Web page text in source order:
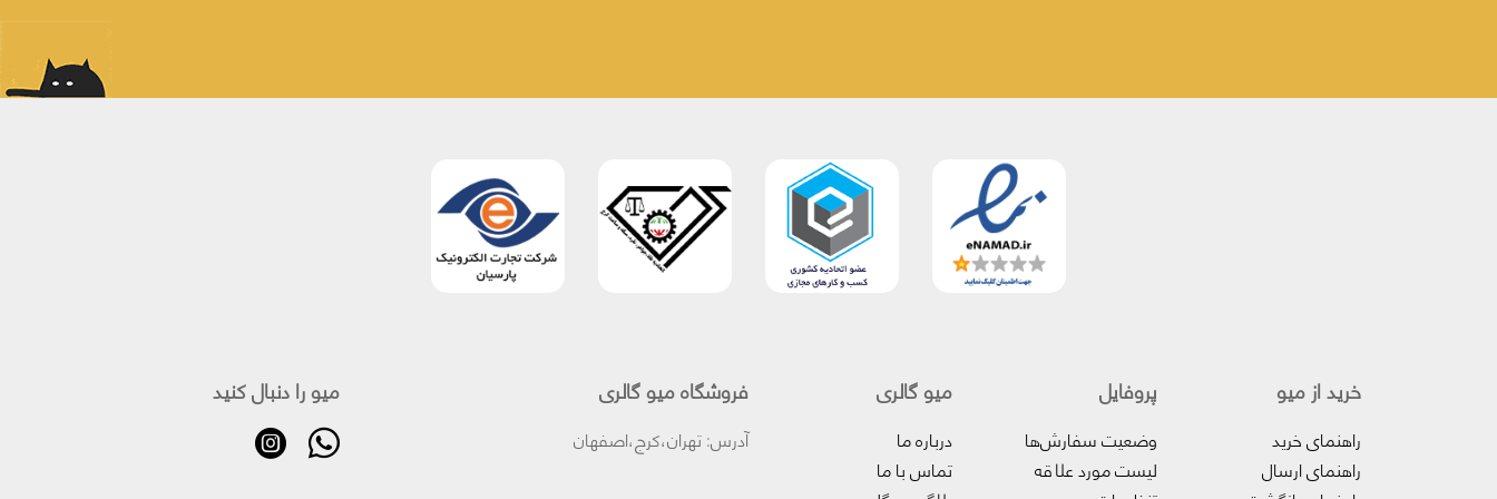
خرید از میو
راهنمای خرید
راهنمای ارسال
پروفایل‌
وضعیت سفارش‌ها
لیست مورد علاقه
میو گالری
درباره ما
تماس با ما
فروشگاه میو گالری
آدرس: تهران،کرج،اصفهان
میو را دنبال کنید